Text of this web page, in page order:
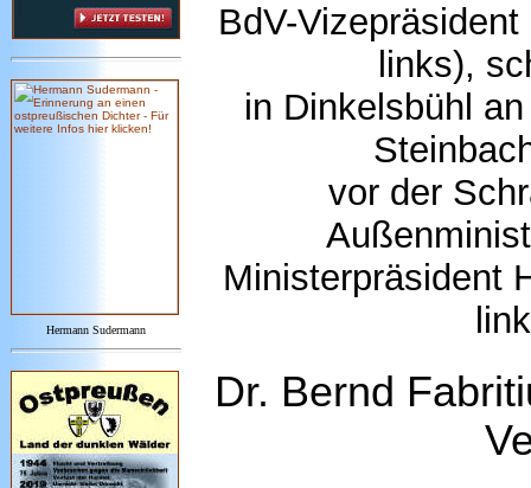
Hermann Sudermann
BdV-
links),
in Dinkelsbühl
vor der
Ministerpräsident
Dr. Bernd